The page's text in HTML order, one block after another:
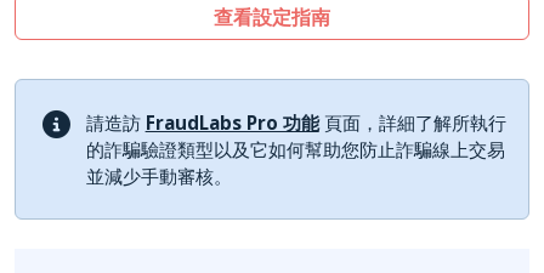
查看設定指南
請造訪 FraudLabs Pro 功能頁面，詳細了解所執行
的詐騙驗證類型以及它如何幫助您防止詐騙線上交易
並減少手動審核。